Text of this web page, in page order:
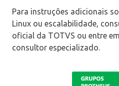
Para instruções adicionais
Linux ou escalabilidade,
oficial da TOTVS ou entre
consultor especializado.